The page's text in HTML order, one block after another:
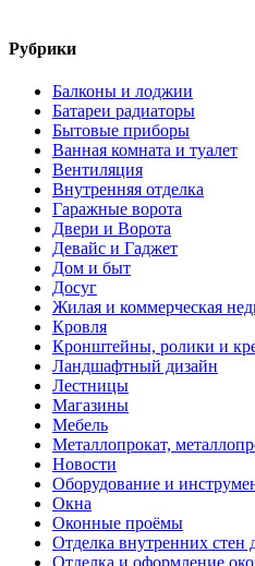
Рубрики
Балконы и лоджии
Батареи радиаторы‎
Бытовые приборы
Ванная комната и туалет
Вентиляция
Внутренняя отделка
Гаражные ворота
Двери и Ворота
Девайс и Гаджет
Дом и быт
Досуг
Жилая и коммерческая
Кровля
Кронштейны, ролики и
Ландшафтный дизайн
Лестницы
Магазины
Мебель
Металлопрокат,
Новости
Оборудование и
Окна
Оконные проёмы
Отделка внутренних стен